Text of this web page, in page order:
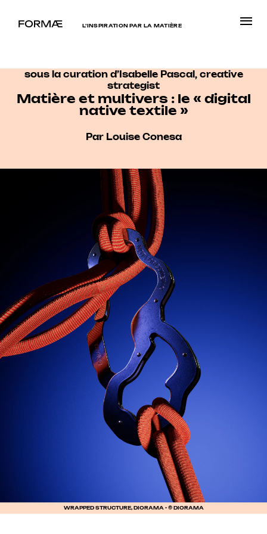
L’INSPIRATION PAR LA MATIÈRE
sous la curation d’Isabelle Pascal, creative
strategist
Matière et multivers : le « digital
native textile »
Par Louise Conesa
WRAPPED STRUCTURE, DIORAMA • © DIORAMA